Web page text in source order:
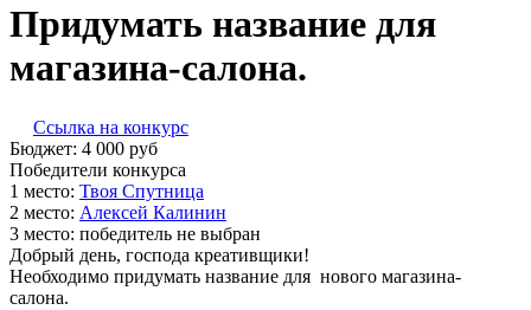
Придумать название для
магазина-салона.
Ссылка на конкурс
Бюджет: 4 000 руб
Победители конкурса
1 место: Т­воя С­пут­ни­ца
2 место: Алек­сей Ка­линин
3 место: победитель не выбран
Добрый день, господа креативщики!
Необходимо придумать название для нового магазина-
салона.